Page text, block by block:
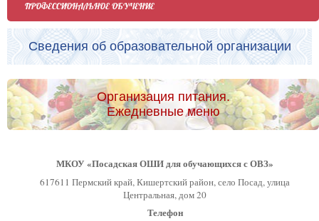
ПРОФЕССИОНАЛЬНОЕ ОБУЧЕНИЕ
Сведения об образовательной организации
Организация питания.
Ежедневные меню
МКОУ «Посадская ОШИ для обучающихся с ОВЗ»
617611 Пермский край, Кишертский район, село Посад, улица
Центральная, дом 20
Телефон